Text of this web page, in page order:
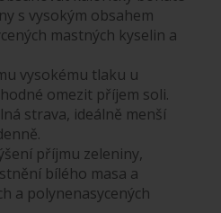
s vysokým obsahem
mastných kyselin a
vysokému tlaku u
omezit příjem soli.
strava, ideálně menší
příjmu zeleniny,
bílého masa a
a polynenasycených